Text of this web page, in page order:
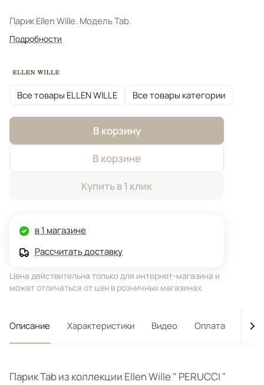
Парик Ellen Wille. Модель Tab.
Подробности
Все товары ELLEN WILLE Все товары категории
В корзину
В корзине
Купить в 1 клик
в 1 магазине
Рассчитать доставку
Цена действительна только для интернет-магазина и
может отличаться от цен в розничных магазинах
Описание Характеристики Видео Оплата
Парик Tab из коллекции Ellen Wille " PERUCCI "